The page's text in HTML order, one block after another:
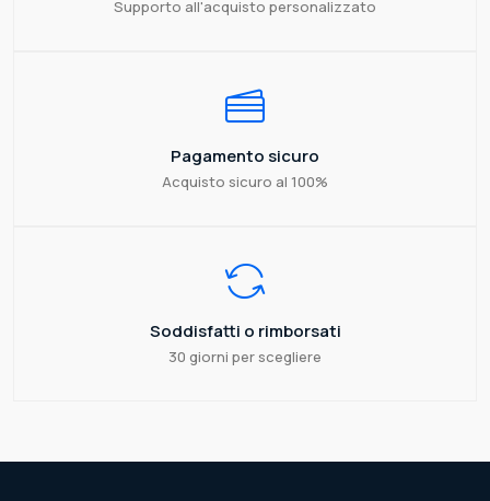
Supporto all'acquisto personalizzato
Pagamento sicuro
Acquisto sicuro al 100%
Soddisfatti o rimborsati
30 giorni per scegliere